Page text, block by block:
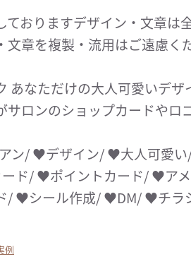
ておりますデザイン・文章は
章を複製・流用はご遠慮く
あなただけの大人可愛いデ
サロンのショップカードやロ
ン/ ♥︎デザイン/ ♥︎大人可愛
ド/ ♥︎ポイントカード/ ♥︎ア
/ ♥︎シール作成/ ♥︎DM/ ♥︎チラ
例